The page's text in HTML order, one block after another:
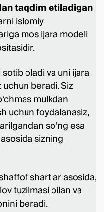
taqdim etiladigan
islomiy
mos ijara modeli
oladi va uni ijara
beradi. Siz
mulkdan
uchun foydalanasiz,
so‘ng esa
sizning
shartlar asosida,
tuzilmasi bilan va
beradi.